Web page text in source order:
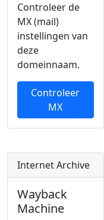
Controleer de
MX (mail)
instellingen van
deze
domeinnaam.
Controleer
MX
Internet Archive
Wayback
Machine